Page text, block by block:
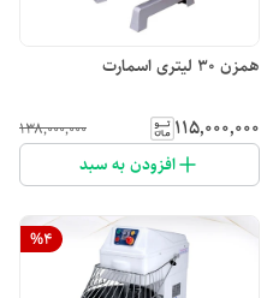
همزن ۳۰ لیتری اسمارت
۱۱۵٬۰۰۰٬۰۰۰ ۱۳۸٬۰۰۰٬۰۰۰
افزودن به سبد
%4